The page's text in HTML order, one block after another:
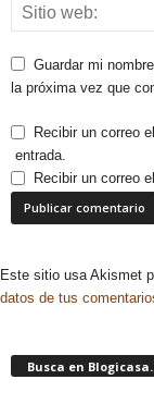
Guardar mi
la próxima vez que
Recibir un correo
entrada.
Recibir un correo
Este sitio usa Akismet
datos de tus
Busca en